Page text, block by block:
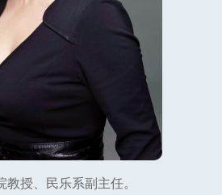
教授、民乐系副主任。